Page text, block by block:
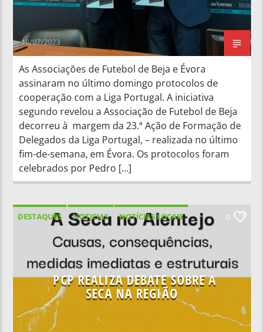
19/07/2023
As Associações de Futebol de Beja e Évora
assinaram no último domingo protocolos de
cooperação com a Liga Portugal. A iniciativa
segundo revelou a Associação de Futebol de Beja
decorreu à margem da 23.ª Ação de Formação de
Delegados da Liga Portugal, – realizada no último
fim-de-semana, em Évora. Os protocolos foram
celebrados por Pedro […]
DESTAQUES NOTICIAS
NOTÍCIAS LOCAIS
NOTÍCIAS NACIONAIS
0
PCP REALIZA DEBATE SOBRE A
SECA NA REGIÃO